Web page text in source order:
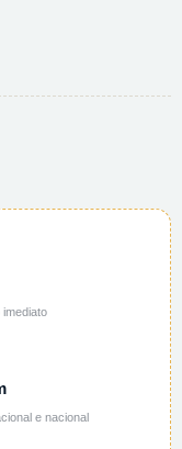
e nacional